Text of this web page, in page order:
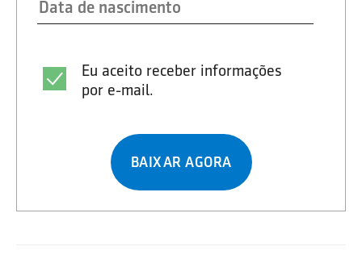
Eu aceito receber informações
por e-mail.
BAIXAR AGORA